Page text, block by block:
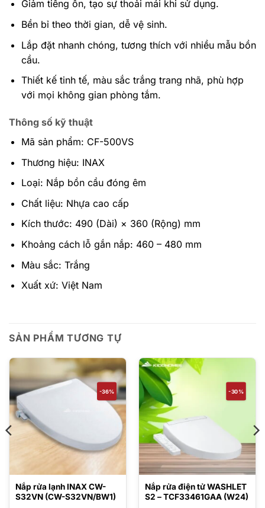
Giảm tiếng ồn, tạo sự thoải mái khi sử dụng.
Bền bỉ theo thời gian, dễ vệ sinh.
Lắp đặt nhanh chóng, tương thích với nhiều mẫu bồn
cầu.
Thiết kế tinh tế, màu sắc trắng trang nhã, phù hợp
với mọi không gian phòng tắm.
Thông số kỹ thuật
Mã sản phẩm: CF-500VS
Thương hiệu: INAX
Loại: Nắp bồn cầu đóng êm
Chất liệu: Nhựa cao cấp
Kích thước: 490 (Dài) × 360 (Rộng) mm
Khoảng cách lỗ gắn nắp: 460 – 480 mm
Màu sắc: Trắng
Xuất xứ: Việt Nam
SẢN PHẨM TƯƠNG TỰ
-36%
Nắp rửa lạnh INAX CW-
S32VN (CW-S32VN/BW1)
-30%
Nắp rửa điện tử WASHLET
S2 – TCF33461GAA (W24)